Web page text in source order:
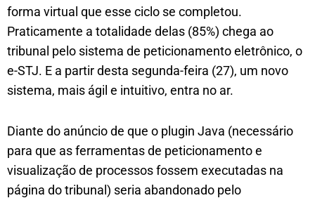
forma virtual que esse ciclo se completou.
Praticamente a totalidade delas (85%) chega ao
tribunal pelo sistema de peticionamento eletrônico, o
e-STJ. E a partir desta segunda-feira (27), um novo
sistema, mais ágil e intuitivo, entra no ar.
Diante do anúncio de que o plugin Java (necessário
para que as ferramentas de peticionamento e
visualização de processos fossem executadas na
página do tribunal) seria abandonado pelo